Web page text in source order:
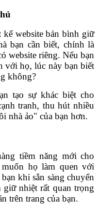
website bán bình giữ
bạn cần biết, chính là
website riêng. Nếu bạn
với họ, lúc này bạn biết
không?
tạo sự khác biệt cho
tranh, thu hút nhiều
nhà ảo" của bạn hơn.
tiềm năng mới cho
họ làm quen với
khi sẵn sàng chuyển
nhiệt rất quan trọng
trên trang của bạn.